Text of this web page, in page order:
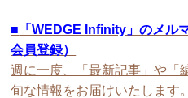
■ 「WEDGE Infinity」のメル
会員登録）
週に一度、「最新記事」や「
旬な情報をお届けいたします。